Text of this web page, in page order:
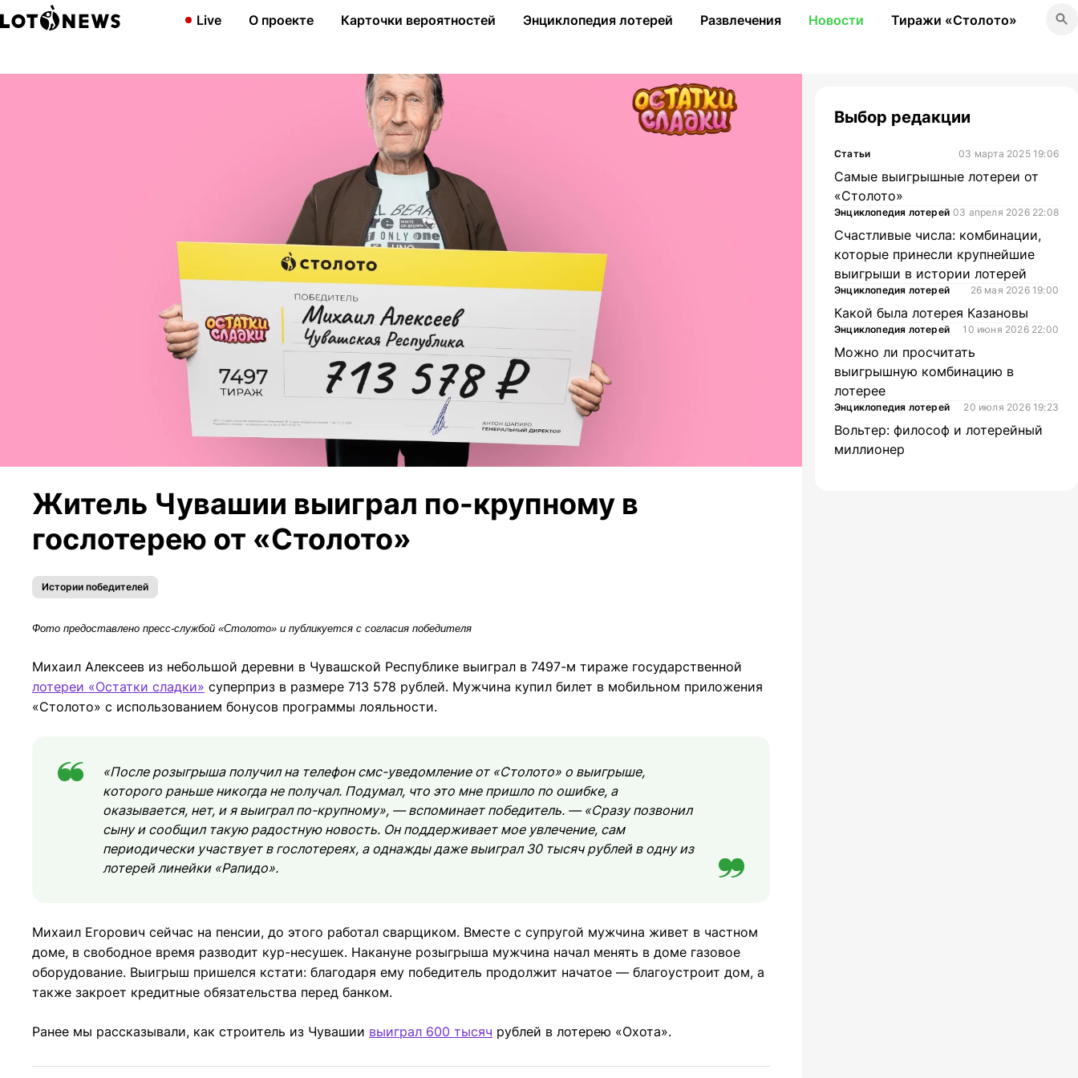
Live О проекте Карточки вероятностей Энциклопедия лотерей Развлечения Новости Тиражи «Столото»
Житель Чувашии выиграл по-крупному в
гослотерею от «Столото»
Истории победителей
Фото предоставлено пресс-службой «Столото» и публикуется с согласия победителя
Михаил Алексеев из небольшой деревни в Чувашской Республике выиграл в 7497-м тираже государственной
лотереи «Остатки сладки» суперприз в размере 713 578 рублей. Мужчина купил билет в мобильном приложения
«Столото» с использованием бонусов программы лояльности.
«После розыгрыша получил на телефон смс-уведомление от «Столото» о выигрыше,
которого раньше никогда не получал. Подумал, что это мне пришло по ошибке, а
оказывается, нет, и я выиграл по-крупному», — вспоминает победитель. — «Сразу позвонил
сыну и сообщил такую радостную новость. Он поддерживает мое увлечение, сам
периодически участвует в гослотереях, а однажды даже выиграл 30 тысяч рублей в одну из
лотерей линейки «Рапидо».
Михаил Егорович сейчас на пенсии, до этого работал сварщиком. Вместе с супругой мужчина живет в частном
доме, в свободное время разводит кур-несушек. Накануне розыгрыша мужчина начал менять в доме газовое
оборудование. Выигрыш пришелся кстати: благодаря ему победитель продолжит начатое — благоустроит дом, а
также закроет кредитные обязательства перед банком.
Ранее мы рассказывали, как строитель из Чувашии выиграл 600 тысяч рублей в лотерею «Охота».
Выбор редакции
Статьи 03 марта 2025 19:06
Самые выигрышные лотереи от
«Столото»
Энциклопедия лотерей 03 апреля 2026 22:08
Счастливые числа: комбинации,
которые принесли крупнейшие
выигрыши в истории лотерей
Энциклопедия лотерей 26 мая 2026 19:00
Какой была лотерея Казановы
Энциклопедия лотерей 10 июня 2026 22:00
Можно ли просчитать
выигрышную комбинацию в
лотерее
Энциклопедия лотерей 20 июля 2026 19:23
Вольтер: философ и лотерейный
миллионер